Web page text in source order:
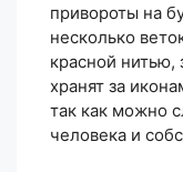
привороты на
несколько
красной нитью,
хранят за
так как можно
человека и